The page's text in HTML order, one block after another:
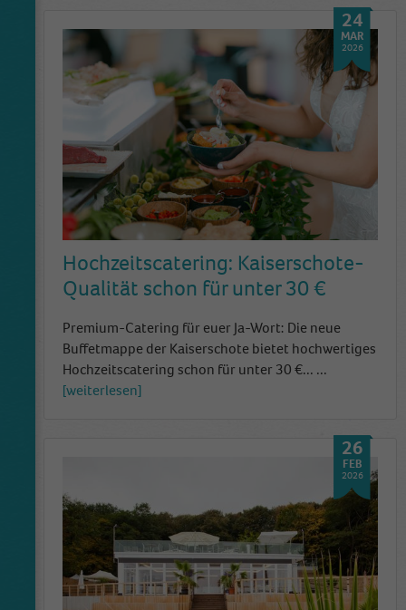
24
MAR
2026
Hochzeitscatering: Kaiserschote-
Qualität schon für unter 30 €
Premium-Catering für euer Ja-Wort: Die neue
Buffetmappe der Kaiserschote bietet hochwertiges
Hochzeitscatering schon für unter 30 €... ...
weiterlesen
26
FEB
2026